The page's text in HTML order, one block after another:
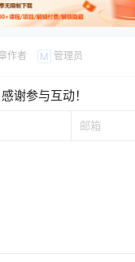
作者 M 管理员
谢参与互动！